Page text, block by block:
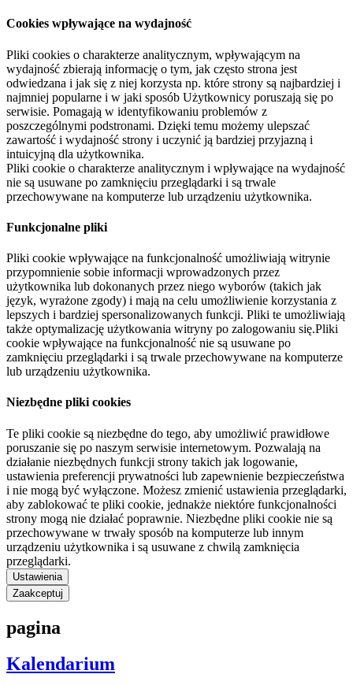
Cookies wpływające na wydajność
Pliki cookies o charakterze analitycznym, wpływającym na
wydajność zbierają informację o tym, jak często strona jest
odwiedzana i jak się z niej korzysta np. które strony są najbardziej i
najmniej popularne i w jaki sposób Użytkownicy poruszają się po
serwisie. Pomagają w identyfikowaniu problemów z
poszczególnymi podstronami. Dzięki temu możemy ulepszać
zawartość i wydajność strony i uczynić ją bardziej przyjazną i
intuicyjną dla użytkownika.
Pliki cookie o charakterze analitycznym i wpływające na wydajność
nie są usuwane po zamknięciu przeglądarki i są trwale
przechowywane na komputerze lub urządzeniu użytkownika.
Funkcjonalne pliki
Pliki cookie wpływające na funkcjonalność umożliwiają witrynie
przypomnienie sobie informacji wprowadzonych przez
użytkownika lub dokonanych przez niego wyborów (takich jak
język, wyrażone zgody) i mają na celu umożliwienie korzystania z
lepszych i bardziej spersonalizowanych funkcji. Pliki te umożliwiają
także optymalizację użytkowania witryny po zalogowaniu się.Pliki
cookie wpływające na funkcjonalność nie są usuwane po
zamknięciu przeglądarki i są trwale przechowywane na komputerze
lub urządzeniu użytkownika.
Niezbędne pliki cookies
Te pliki cookie są niezbędne do tego, aby umożliwić prawidłowe
poruszanie się po naszym serwisie internetowym. Pozwalają na
działanie niezbędnych funkcji strony takich jak logowanie,
ustawienia preferencji prywatności lub zapewnienie bezpieczeństwa
i nie mogą być wyłączone. Możesz zmienić ustawienia przeglądarki,
aby zablokować te pliki cookie, jednakże niektóre funkcjonalności
strony mogą nie działać poprawnie. Niezbędne pliki cookie nie są
przechowywane w trwały sposób na komputerze lub innym
urządzeniu użytkownika i są usuwane z chwilą zamknięcia
przeglądarki.
Ustawienia
Zaakceptuj
pagina
Kalendarium